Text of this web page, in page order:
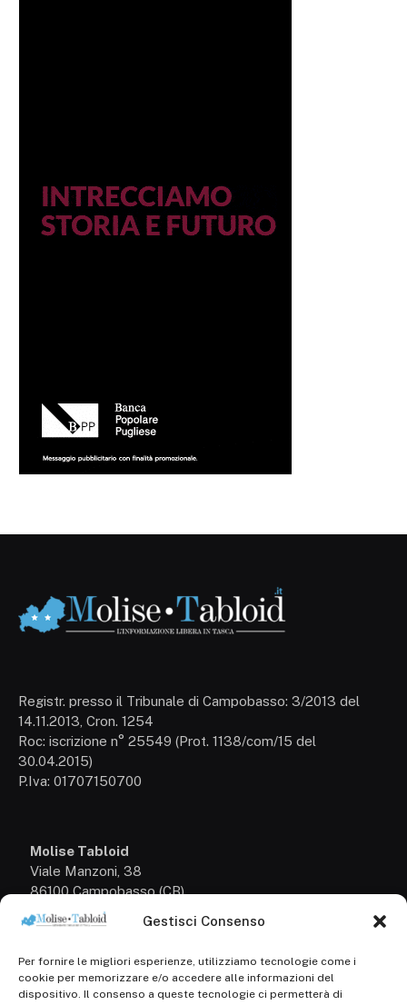
Gestisci Consenso
Per fornire le migliori esperienze, utilizziamo tecnologie come i
cookie per memorizzare e/o accedere alle informazioni del
dispositivo. Il consenso a queste tecnologie ci permetterà di
Registr. presso il Tribunale di Campobasso: 3/2013 del
14.11.2013, Cron. 1254
Roc: iscrizione n° 25549 (Prot. 1138/com/15 del
30.04.2015)
P.Iva: 01707150700
Molise Tabloid
Viale Manzoni, 38
86100 Campobasso (CB)
+39 3333169466
Scrivici a:
info@molisetabloid.it